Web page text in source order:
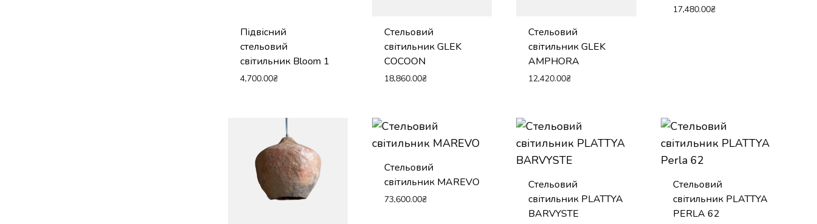
Підвісний
стельовий
світильник Bloom 1
4,700.00₴
Стельовий
світильник GLEK
COCOON
18,860.00₴
Стельовий
світильник GLEK
AMPHORA
12,420.00₴
17,480.00₴
Стельовий
світильник MAREVO
73,600.00₴
Стельовий
світильник PLATTYA
BARVYSTE
Стельовий
світильник PLATTYA
PERLA 62